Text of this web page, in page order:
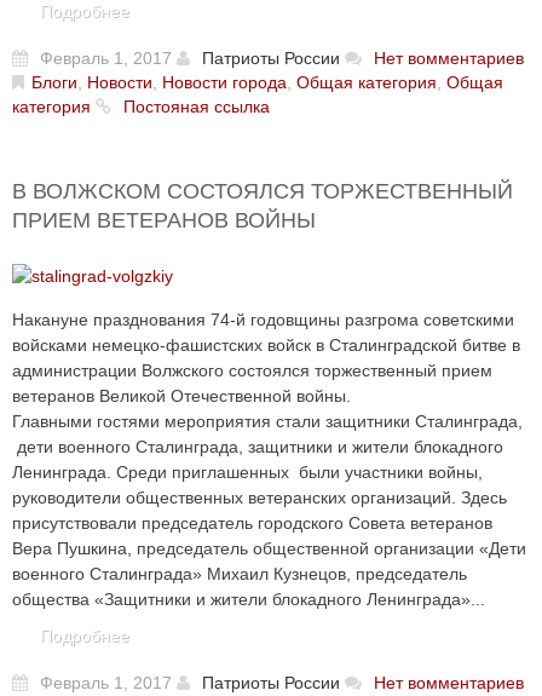
Подробнее
Февраль 1, 2017 Патриоты России
Нет вомментариев
Блоги, Новости, Новости города, Общая категория, Общая
категория
Постояная ссылка
В ВОЛЖСКОМ СОСТОЯЛСЯ ТОРЖЕСТВЕННЫЙ
ПРИЕМ ВЕТЕРАНОВ ВОЙНЫ
Накануне празднования 74-й годовщины разгрома советскими
войсками немецко-фашистских войск в Сталинградской битве в
администрации Волжского состоялся торжественный прием
ветеранов Великой Отечественной войны.
Главными гостями мероприятия стали защитники Сталинграда,
дети военного Сталинграда, защитники и жители блокадного
Ленинграда. Среди приглашенных были участники войны,
руководители общественных ветеранских организаций. Здесь
присутствовали председатель городского Совета ветеранов
Вера Пушкина, председатель общественной организации «Дети
военного Сталинграда» Михаил Кузнецов, председатель
общества «Защитники и жители блокадного Ленинграда»...
Подробнее
Февраль 1, 2017 Патриоты России
Нет вомментариев